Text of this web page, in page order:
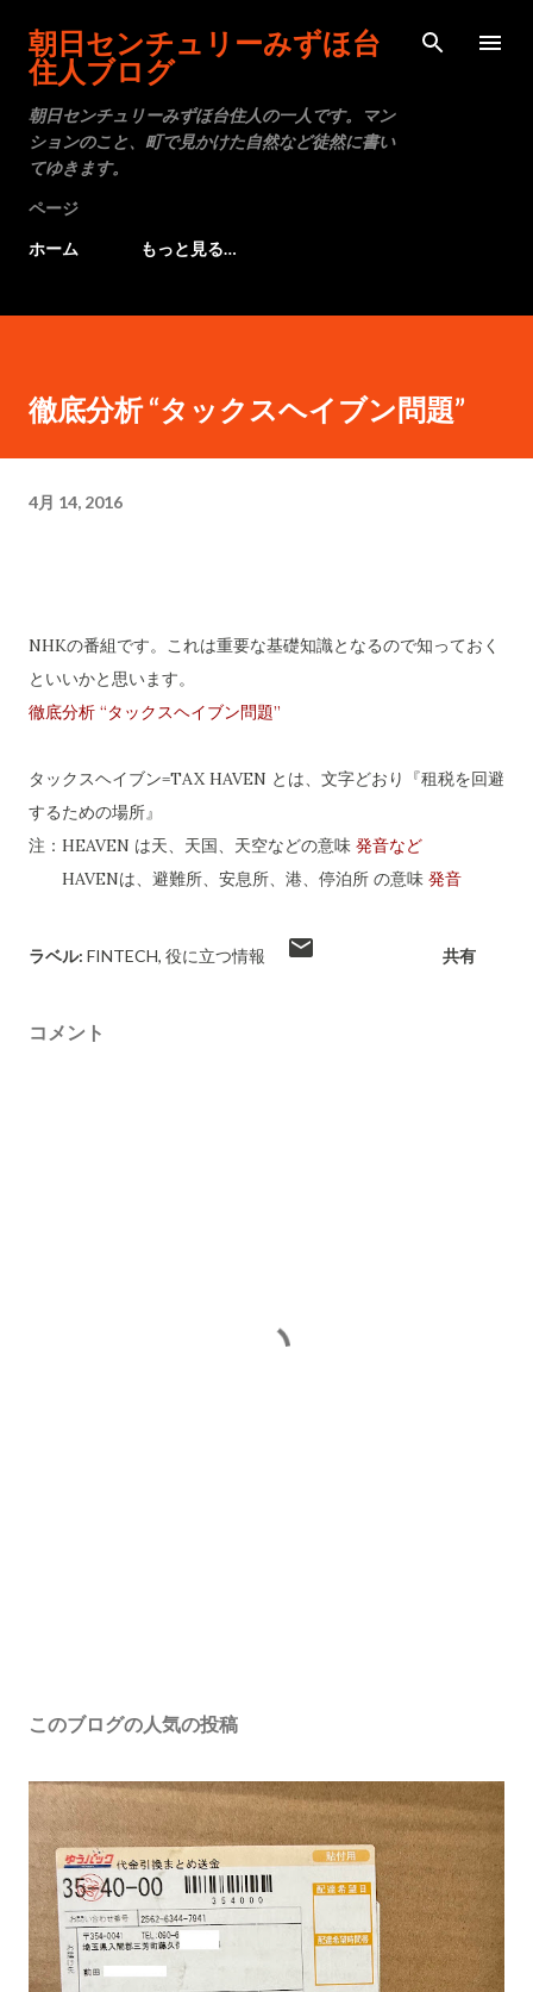
スキップしてメイン コンテンツに移動
朝日センチュリーみずほ台
住人ブログ
朝日センチュリーみずほ台住人の一人です。マン
ションのこと、町で見かけた自然など徒然に書い
てゆきます。
ページ
ホーム
もっと見る…
徹底分析 “タックスヘイブン問題”
4月 14, 2016
NHKの番組です。これは重要な基礎知識となるので知っておく
といいかと思います。
徹底分析 “タックスヘイブン問題”
タックスヘイブン=TAX HAVEN とは、文字どおり『租税を回避
するための場所』
注：HEAVEN は天、天国、天空などの意味 発音など
HAVENは、避難所、安息所、港、停泊所 の意味 発音
ラベル: FINTECH 役に立つ情報 共有
コメント
このブログの人気の投稿